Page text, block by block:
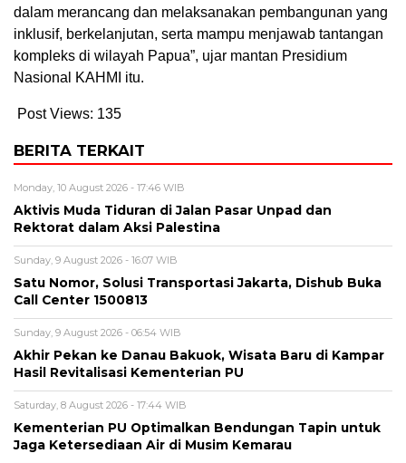
dalam merancang dan melaksanakan pembangunan yang
inklusif, berkelanjutan, serta mampu menjawab tantangan
kompleks di wilayah Papua”, ujar mantan Presidium
Nasional KAHMI itu.
Post Views: 135
BERITA TERKAIT
Monday, 10 August 2026 - 17:46 WIB
Aktivis Muda Tiduran di Jalan Pasar Unpad dan
Rektorat dalam Aksi Palestina
Sunday, 9 August 2026 - 16:07 WIB
Satu Nomor, Solusi Transportasi Jakarta, Dishub Buka
Call Center 1500813
Sunday, 9 August 2026 - 06:54 WIB
Akhir Pekan ke Danau Bakuok, Wisata Baru di Kampar
Hasil Revitalisasi Kementerian PU
Saturday, 8 August 2026 - 17:44 WIB
Kementerian PU Optimalkan Bendungan Tapin untuk
Jaga Ketersediaan Air di Musim Kemarau